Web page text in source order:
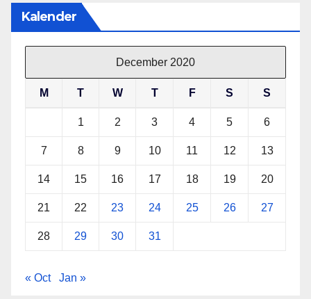
Kalender
December 2020
M T W T F S S
1 2 3 4 5 6
7 8 9 10 11 12 13
14 15 16 17 18 19 20
21 22 23 24 25 26 27
28 29 30 31
« Oct Jan »